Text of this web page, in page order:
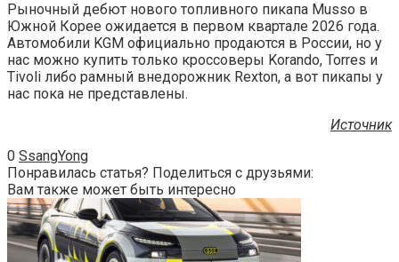
Рыночный дебют нового топливного пикапа Musso в
Южной Корее ожидается в первом квартале 2026 года.
Автомобили KGM официально продаются в России, но у
нас можно купить только кроссоверы Korando, Torres и
Tivoli либо рамный внедорожник Rexton, а вот пикапы у
нас пока не представлены.
Источник
0 SsangYong
Понравилась статья? Поделиться с друзьями:
Вам также может быть интересно